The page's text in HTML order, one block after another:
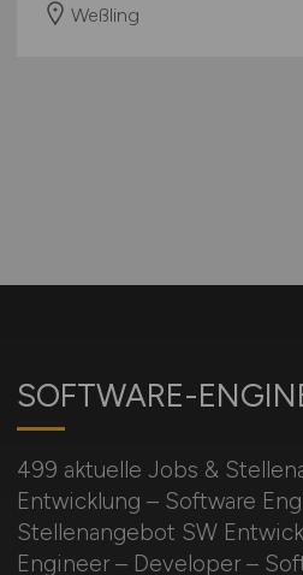
Weßling
SOFTWARE-
499 aktuelle Jobs &
Entwicklung – Software
Stellenangebot SW
Engineer – Developer –